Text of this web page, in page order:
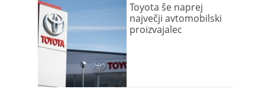
Toyota še naprej
največji avtomobilski
proizvajalec